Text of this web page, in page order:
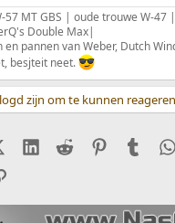
57 MT GBS | oude trouwe W-
Double Max|
pannen van Weber, Dutch
besjteit neet.
zijn om te kunnen
X (Twitter)
LinkedIn
Reddit Pinterest
koppeling